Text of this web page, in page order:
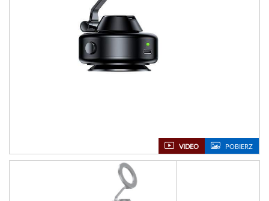
VIDEO POBIERZ